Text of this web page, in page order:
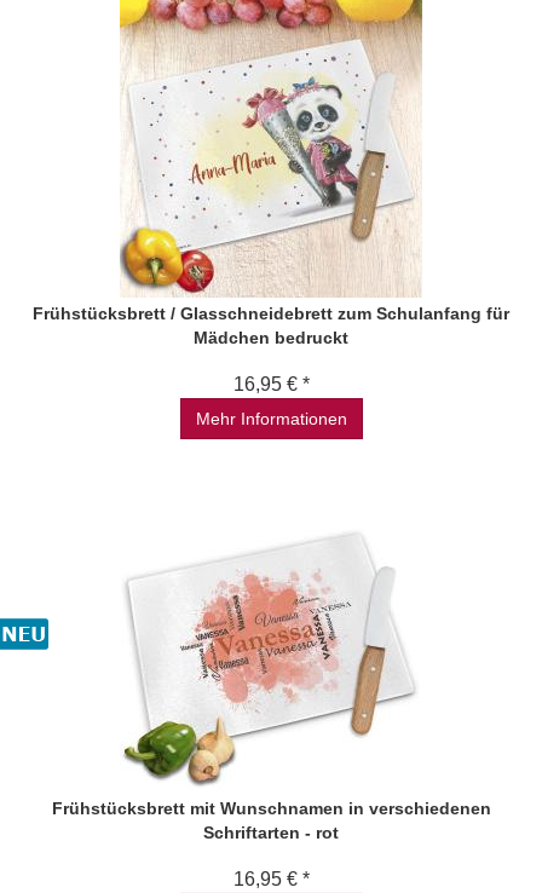
Frühstücksbrett / Glasschneidebrett zum Schulanfang für
Mädchen bedruckt
16,95 € *
Mehr Informationen
Frühstücksbrett mit Wunschnamen in verschiedenen
Schriftarten - rot
16,95 € *